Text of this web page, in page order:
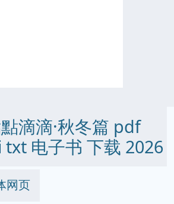
滴滴·秋冬篇 pdf
电子书 下载 2026
网页